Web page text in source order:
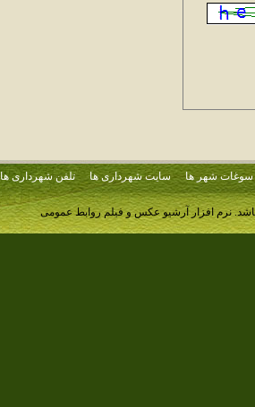
سوغات شهر ها سایت شهرداری ها تلفن شهرداری ها
نرم افزار آرشیو عکس و فیلم روابط عمومی